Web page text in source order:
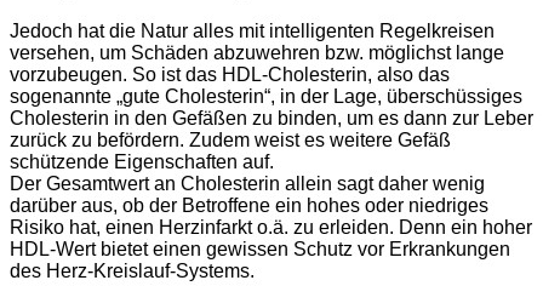
Jedoch hat die Natur alles mit intelligenten Regelkreisen
versehen, um Schäden abzuwehren bzw. möglichst lange
vorzubeugen. So ist das HDL-Cholesterin, also das
sogenannte „gute Cholesterin“, in der Lage, überschüssiges
Cholesterin in den Gefäßen zu binden, um es dann zur Leber
zurück zu befördern. Zudem weist es weitere Gefäß
schützende Eigenschaften auf.
Der Gesamtwert an Cholesterin allein sagt daher wenig
darüber aus, ob der Betroffene ein hohes oder niedriges
Risiko hat, einen Herzinfarkt o.ä. zu erleiden. Denn ein hoher
HDL-Wert bietet einen gewissen Schutz vor Erkrankungen
des Herz-Kreislauf-Systems.